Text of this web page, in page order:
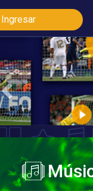
Ingresar
Previous